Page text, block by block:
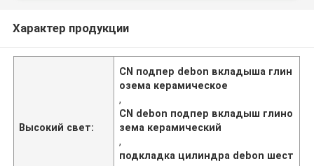
Характер продукции
Высокий свет:
CN подпер debon вкладыша глин
озема керамическое
,
CN debon подпер вкладыш глино
зема керамический
,
подкладка цилиндра debon шест